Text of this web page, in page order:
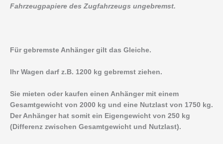
Fahrzeugpapiere des Zugfahrzeugs ungebremst.
Für gebremste Anhänger gilt das Gleiche.
Ihr Wagen darf z.B. 1200 kg gebremst ziehen.
Sie mieten oder kaufen einen Anhänger mit einem
Gesamtgewicht von 2000 kg und eine Nutzlast von 1750 kg.
Der Anhänger hat somit ein Eigengewicht von 250 kg
(Differenz zwischen Gesamtgewicht und Nutzlast).